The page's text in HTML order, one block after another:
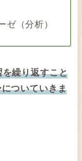
ゼ（分析）
繰り返すこと
ついていきま